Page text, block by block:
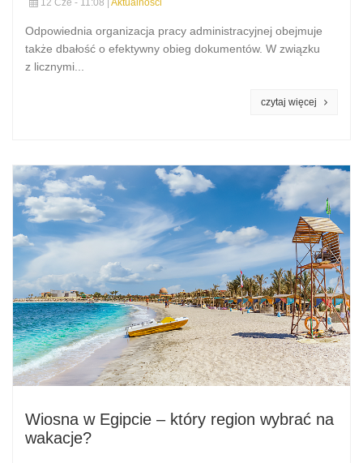
Odpowiednia organizacja pracy administracyjnej obejmuje
także dbałość o efektywny obieg dokumentów. W związku
z licznymi...
Wiosna w Egipcie – który region wybrać na
wakacje?